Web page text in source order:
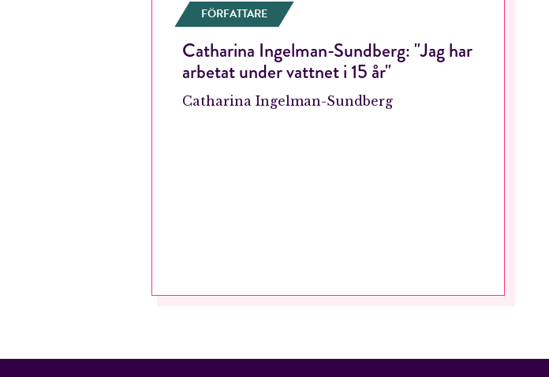
FÖRFATTARE
Catharina Ingelman-Sundberg: "Jag har
arbetat under vattnet i 15 år"
Catharina Ingelman-Sundberg